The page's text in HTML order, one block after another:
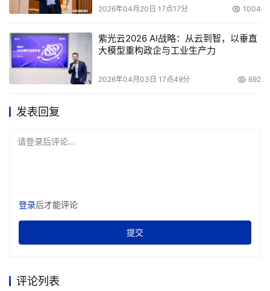
2026年04月20日 17点17分 1004
紫光云2026 AI战略：从云到智，以垂直
大模型重构政企与工业生产力
2026年04月03日 17点49分 692
发表回复
请登录后评论...
登录后才能评论
提交
评论列表